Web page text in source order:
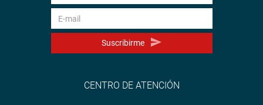
Suscribirme
CENTRO DE ATENCIÓN